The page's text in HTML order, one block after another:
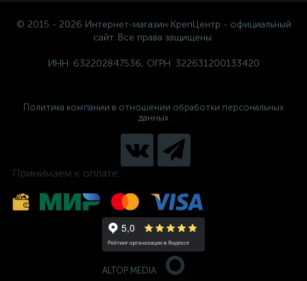
© 2015 - 2026 Интернет-магазин КрепЦентр - официальный
сайт. Все права защищены.
ИНН: 632202847536, ОГРН: 322631200133420
Политика компании в отношении обработки персональных
данных
Принимаем к оплате:
ALTOP MEDIA